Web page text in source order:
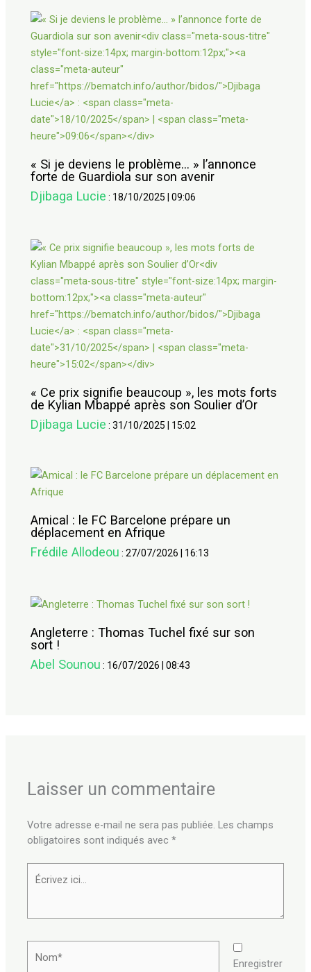
« Si je deviens le problème… » l’annonce
forte de Guardiola sur son avenir
Djibaga Lucie : 18/10/2025 |09:06
« Ce prix signifie beaucoup », les mots forts
de Kylian Mbappé après son Soulier d’Or
Djibaga Lucie :31/10/2025 | 15:02
Amical : le FC Barcelone prépare un
déplacement en Afrique
Frédile Allodeou :27/07/2026 16:13
Angleterre : Thomas Tuchel fixé sur son
sort !
Abel Sounou : 16/07/2026 |08:43
Laisser un commentaire
Votre adresse e-mail ne sera pas publiée. Les champs
obligatoires sont indiqués avec*
Écrivez
ici…
Enregistrer